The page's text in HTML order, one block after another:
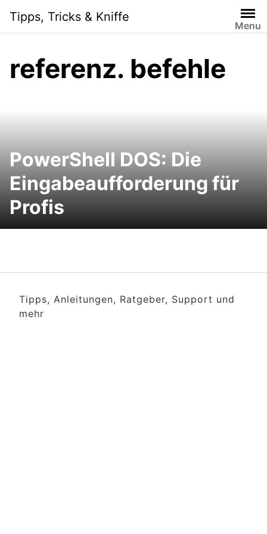
content
Tipps, Tricks & Kniffe
Menu
referenz. befehle
PowerShell DOS: Die
Eingabeaufforderung für
Profis
Tipps, Anleitungen, Ratgeber, Support und
mehr